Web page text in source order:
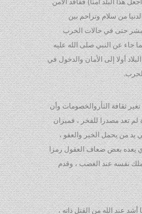
هذا البلد آمنا) ففاقد الأمن
من سلام وتراحم بين
حتى في حالات الحرب
جاء عن النبي صلى الله عليه
أولا إلى الأمان والدخول في
ثقافة الثأروالخصومات وأن
لم تعد مصدرا للفخر ، فميزان
من يحمل الخير والعفو ،
يعده بعض ضعاف العقول رمزا
نفسه عند الغضب ، وقدم
عند الله من القتل ذاته ،